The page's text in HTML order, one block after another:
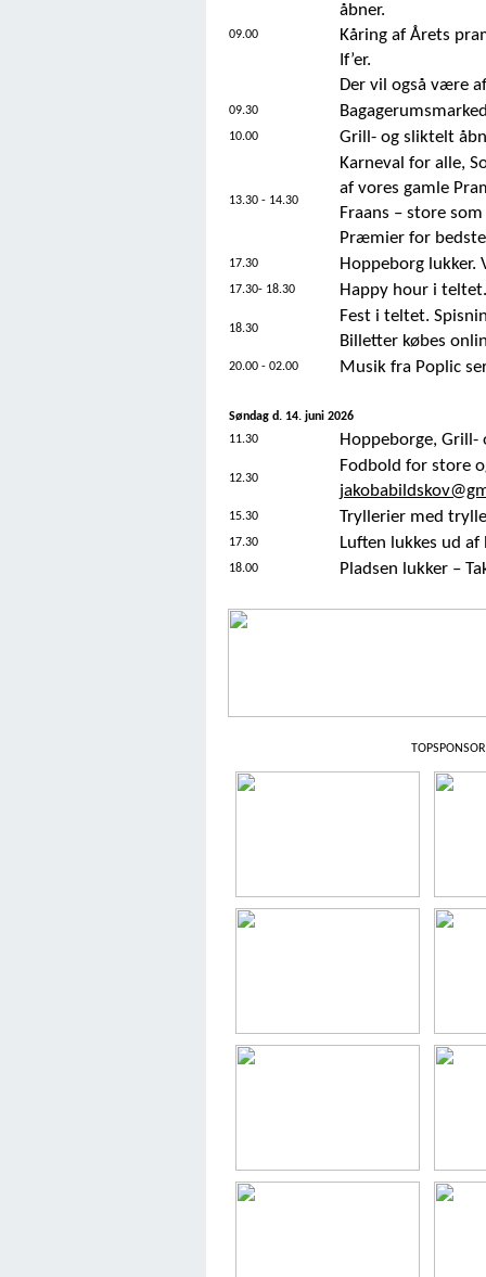
09.00
åbner.
Kåring af Årets
If’er.
Der vil også være
09.30
10.00 Grill- og sliktelt
13.30 - 14.30
Karneval for alle,
af vores gamle
Fraans – store
Præmier for
17.30 Hoppeborg lukker.
17.30- 18.30 Happy hour i teltet.
18.30
Fest i teltet.
Billetter købes
20.00 - 02.00 Musik fra Poplic
Søndag d. 14. juni 2026
11.30
Hoppeborge, Grill-
12.30
Fodbold for store
15.30 Tryllerier med
17.30 Luften lukkes ud
18.00 Pladsen lukker –